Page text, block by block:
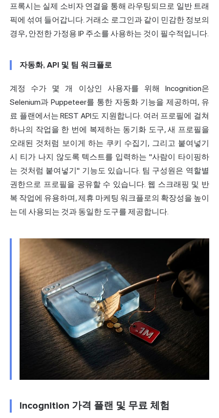
프록시는 실제 소비자 연결을 통해 라우팅되므로 일반 트래
픽에 섞여 들어갑니다. 거래소 로그인과 같이 민감한 정보의
경우, 안전한 가정용 IP 주소를 사용하는 것이 필수적입니다.
자동화, API 및 팀 워크플로
계정 수가 몇 개 이상인 사용자를 위해 Incognition은
Selenium과 Puppeteer를 통한 자동화 기능을 제공하며, 유
료 플랜에서는 REST API도 지원합니다. 여러 프로필에 걸쳐
하나의 작업을 한 번에 복제하는 동기화 도구, 새 프로필을
오래된 것처럼 보이게 하는 쿠키 수집기, 그리고 붙여넣기
시 티가 나지 않도록 텍스트를 입력하는 "사람이 타이핑하
는 것처럼 붙여넣기" 기능도 있습니다. 팀 구성원은 역할별
권한으로 프로필을 공유할 수 있습니다. 웹 스크래핑 및 반
복 작업에 유용하며, 제휴 마케팅 워크플로의 확장성을 높이
는 데 사용되는 것과 동일한 도구를 제공합니다.
Incognition 가격 플랜 및 무료 체험